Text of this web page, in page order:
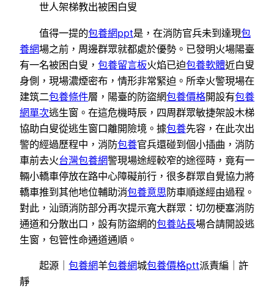
世人架梯教出被困白叟
值得一提的包養網ppt是，在消防官兵未到達現包
養網場之前，周邊群眾就都處於優勢。已發明火場陽臺
有一名被困白叟， 包養留言板火焰已迫包養軟體近白叟
身側，現場濃煙密布，情形非常緊迫。所幸火警現場在
建筑二包養條件層，陽臺的防盜網包養價格開設有包養
網單次逃生窗。在這危機時辰，四周群眾敏捷架設木梯
協助白叟從逃生窗口離開險境。據包養先容，在此次出
警的經過歷程中，消防包養官兵還碰到個小插曲，消防
車前去火台灣包養網警現場途經較窄的途徑時，竟有一
輛小轎車停放在路中心障礙前行，很多群眾自覺協力將
轎車推到其他地位輔助消包養意思防車順遂經由過程。
對此，汕頭消防部分再次提示寬大群眾：切勿梗塞消防
通道和分散出口，設有防盜網的包養站長場合請開設逃
生窗，包管性命通道通順。
起源｜ 包養網羊包養網城包養價格ptt派責編｜許
靜